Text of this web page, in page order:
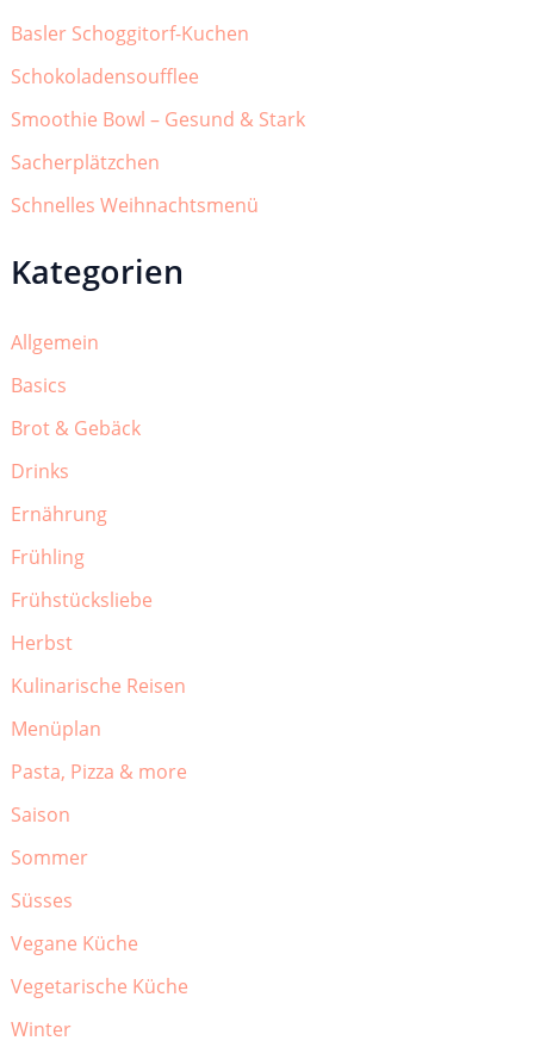
Basler Schoggitorf-Kuchen
Schokoladensoufflee
Smoothie Bowl – Gesund & Stark
Sacherplätzchen
Schnelles Weihnachtsmenü
Kategorien
Allgemein
Basics
Brot & Gebäck
Drinks
Ernährung
Frühling
Frühstücksliebe
Herbst
Kulinarische Reisen
Menüplan
Pasta, Pizza & more
Saison
Sommer
Süsses
Vegane Küche
Vegetarische Küche
Winter